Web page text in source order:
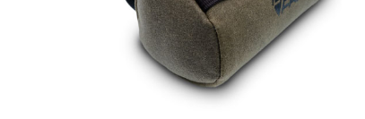
VIEW